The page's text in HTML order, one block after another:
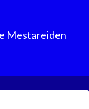
Mestareiden